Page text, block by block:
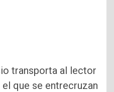
transporta al lector
que se entrecruzan